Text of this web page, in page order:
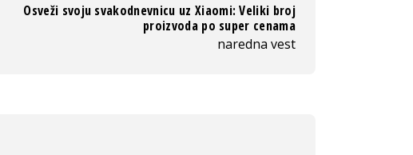
Osveži svoju svakodnevnicu uz Xiaomi: Veliki broj
proizvoda po super cenama
naredna vest